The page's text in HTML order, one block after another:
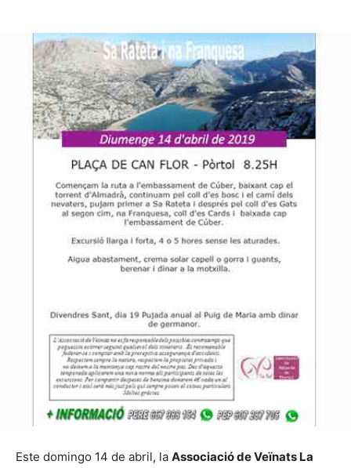
Este domingo 14 de abril, la Associació de Veïnats La